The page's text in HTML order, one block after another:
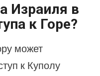
Израиля в
к Горе?
может
к Куполу